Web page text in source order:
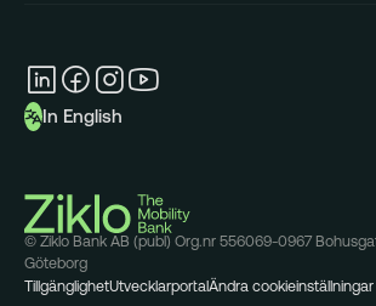
In English
© Ziklo Bank AB (publ) Org.nr 556069-0967
Göteborg
TillgänglighetUtvecklarportalÄndra cookieinställningar